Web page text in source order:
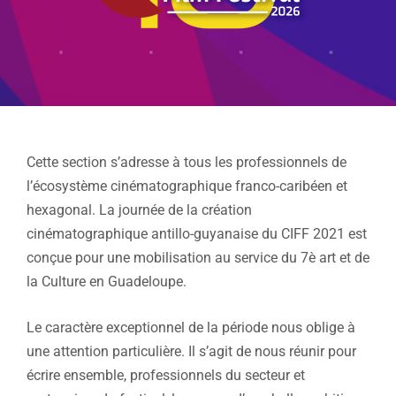
Cette section s’adresse à tous les professionnels de
l’écosystème cinématographique franco-caribéen et
hexagonal. La journée de la création
cinématographique antillo-guyanaise du CIFF 2021 est
conçue pour une mobilisation au service du 7è art et de
la Culture en Guadeloupe.
Le caractère exceptionnel de la période nous oblige à
une attention particulière. Il s’agit de nous réunir pour
écrire ensemble, professionnels du secteur et